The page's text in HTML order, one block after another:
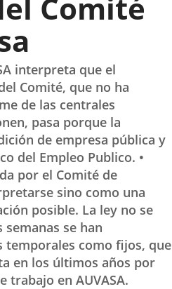
Comité
interpreta que el
Comité, que no ha
de las centrales
pasa porque la
de empresa pública y
del Empleo Publico. •
por el Comité de
sino como una
posible. La ley no se
semanas se han
temporales como fijos, que
en los últimos años por
trabajo en AUVASA.